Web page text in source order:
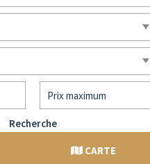
Recherche
CARTE